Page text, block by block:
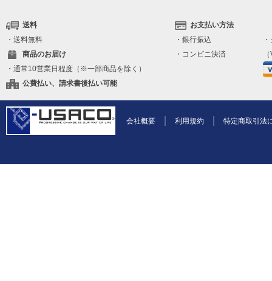
送料
・送料無料
商品のお届け
・通常10営業日程度（※一部商品を除く）
公費払い、請求書後払い可能
お支払い方法
・銀行振込
・コンビニ決済
会社概要 利用規約 特定商取引法